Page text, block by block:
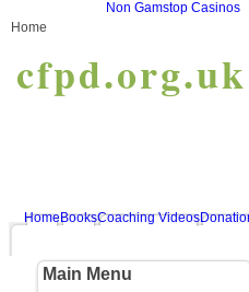
Non Gamstop Casinos
Home
cfpd.org.uk
Home BooksCoaching Videos
Main Menu